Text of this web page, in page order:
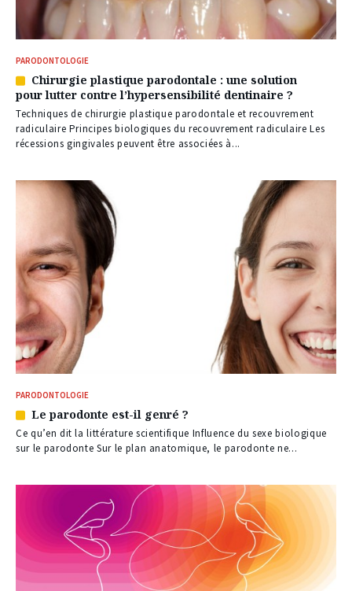
PARODONTOLOGIE
Article
réservé
à
nos
abonnés
Chirurgie plastique parodontale : une solution
pour lutter contre l’hypersensibilité dentinaire ?
Techniques de chirurgie plastique parodontale et recouvrement
radiculaire Principes biologiques du recouvrement radiculaire Les
récessions gingivales peuvent être associées à...
PARODONTOLOGIE
Article
réservé
à
Le parodonte est-il genré ?
Ce qu’en dit la littérature scientifique Influence du sexe biologique
sur le parodonte Sur le plan anatomique, le parodonte ne...